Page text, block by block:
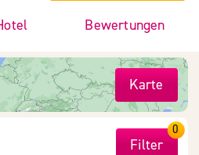
Bewertungen
Karte
Filter
0